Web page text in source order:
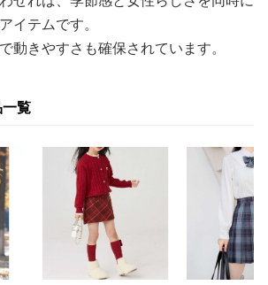
イテムです。
動きやすさも確保されています。
覧